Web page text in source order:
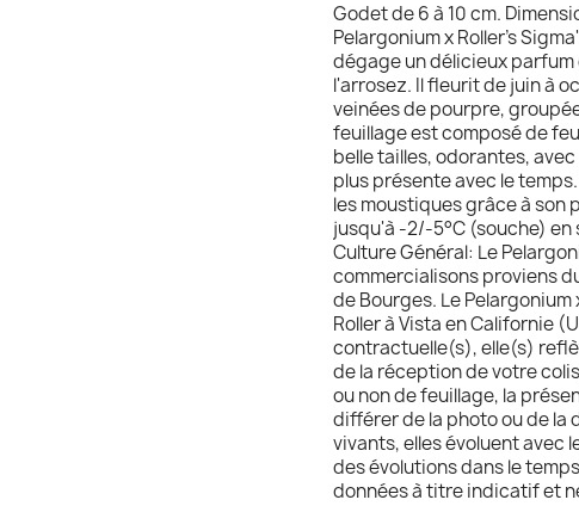
Godet de 6 à 10 cm.
Pelargonium x Roller's
dégage un délicieux
l'arrosez. Il fleurit de juin à
veinées de pourpre,
feuillage est composé de
belle tailles, odorantes,
plus présente avec le
les moustiques grâce à son
jusqu'à -2/-5°C (souche)
Culture Général: Le
commercialisons proviens
de Bourges. Le
Roller à Vista en Californie
contractuelle(s), elle(s)
de la réception de votre
ou non de feuillage, la
différer de la photo ou de la
vivants, elles évoluent avec
des évolutions dans le
données à titre indicatif et